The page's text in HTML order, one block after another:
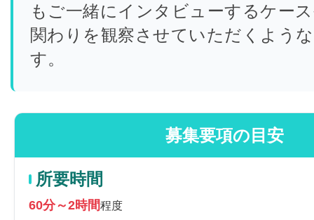
もご一緒にインタビューするケー
関わりを観察させていただくよう
す。
募集要項の目安
所要時間
60分～2時間程度